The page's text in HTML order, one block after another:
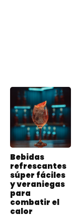
Bebidas
refrescantes
súper fáciles
y veraniegas
para
combatir el
calor